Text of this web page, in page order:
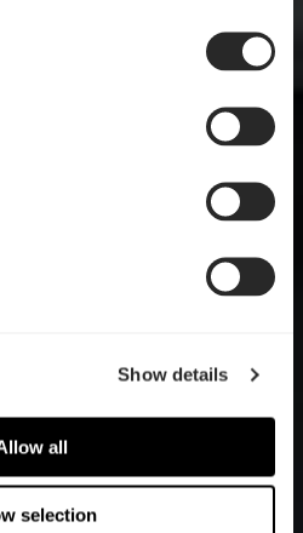
Show details
all
selection